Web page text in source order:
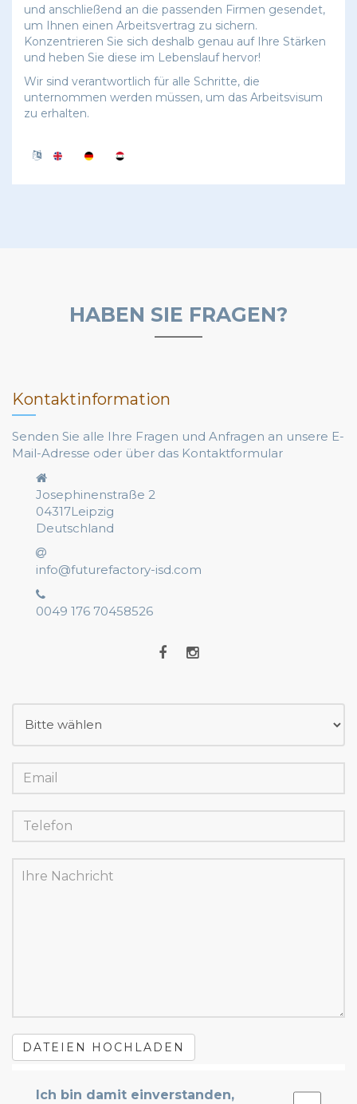
und anschließend an die passenden Firmen gesendet,
um Ihnen einen Arbeitsvertrag zu sichern.
Konzentrieren Sie sich deshalb genau auf Ihre Stärken
und heben Sie diese im Lebenslauf hervor!
Wir sind verantwortlich für alle Schritte, die
unternommen werden müssen, um das Arbeitsvisum
zu erhalten.
HABEN SIE FRAGEN?
Kontaktinformation
Senden Sie alle Ihre Fragen und Anfragen an unsere E-
Mail-Adresse oder über das Kontaktformular
Josephinenstraße 2
04317Leipzig
Deutschland
info@futurefactory-isd.com
0049 176 70458526
DATEIEN HOCHLADEN
Ich bin damit einverstanden,